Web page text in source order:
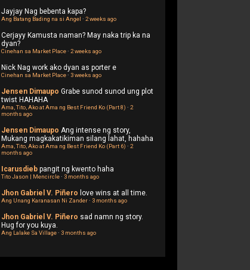
Jayjay Nag bebenta kapa?
Ang Batang Bading na si Angel · 2 weeks ago
Cerjayy Kamusta naman? May naka trip ka na
dyan?
Cinehan sa Market Place· 2 weeks ago
Nick Nag work ako dyan as porter e
Cinehan sa Market Place· 3 weeks ago
Jensen Dimaupo Grabe sunod sunod ung plot
twist HAHAHA
Ama, Tito, Ako at Ama ng Best Friend Ko (Part 8) · 2
months ago
Jensen Dimaupo Ang intense ng story,
Mukang magkakatikiman silang lahat, hahaha
Ama, Tito, Ako at Ama ng Best Friend Ko (Part 6) · 2
months ago
Icarusdieb pangit ng kwento haha
Tito Jason | Mencircle· 3 months ago
Jhon Gabriel V. Piñero love wins at all time.
Ang Unang Karanasan Ni Zander· 3 months ago
Jhon Gabriel V. Piñero sad namn ng story.
Hug for you kuya.
Ang Lalake Sa Village· 3 months ago